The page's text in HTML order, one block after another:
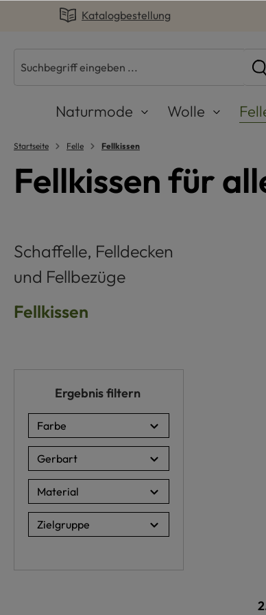
Zur Hauptnavigation springen
Katalogbestellung
Naturmode Wolle
Startseite Felle Fellkissen
Fellkissen für
Schaffelle, Felldecken
und Fellbezüge
Fellkissen
Ergebnis filtern
Farbe
Gerbart
Material
Zielgruppe